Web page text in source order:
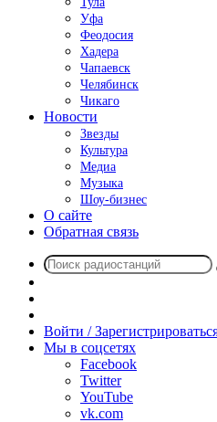
Уфа
Феодосия
Хадера
Чапаевск
Челябинск
Чикаго
Новости
Звезды
Культура
Медиа
Музыка
Шоу-бизнес
О сайте
Обратная связь
радио
Войти /
Мы в соцсетях
Facebook
Twitter
YouTube
vk.com